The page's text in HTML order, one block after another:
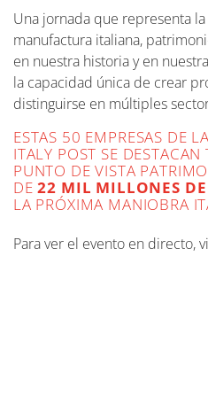
Una jornada que representa
manufactura italiana,
en nuestra historia y en
la capacidad única de crear
distinguirse en múltiples
ESTAS 50 EMPRESAS DE
ITALY POST SE
PUNTO DE VISTA
DE 22 MIL MILLONES
LA PRÓXIMA MANIOBRA
Para ver el evento en directo,